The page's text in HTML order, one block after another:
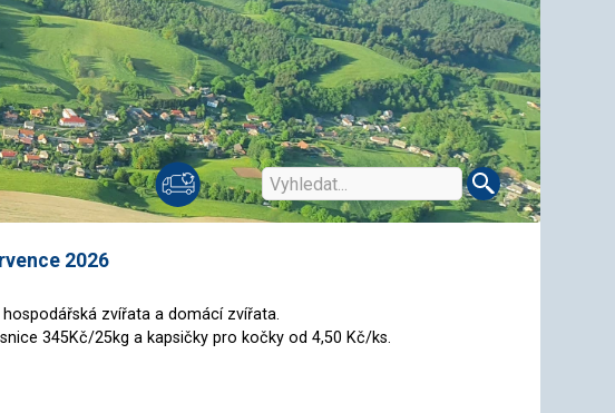
2026
zvířata a domácí zvířata.
345Kč/25kg a kapsičky pro kočky od 4,50 Kč/ks.